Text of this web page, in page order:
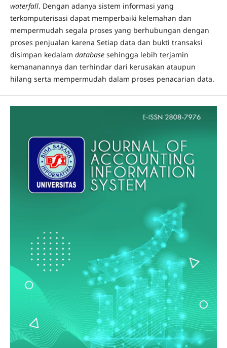
waterfall. Dengan adanya sistem informasi yang
terkomputerisasi dapat memperbaiki kelemahan dan
mempermudah segala proses yang berhubungan dengan
proses penjualan karena Setiap data dan bukti transaksi
disimpan kedalam database sehingga lebih terjamin
kemananannya dan terhindar dari kerusakan ataupun
hilang serta mempermudah dalam proses penacarian data.